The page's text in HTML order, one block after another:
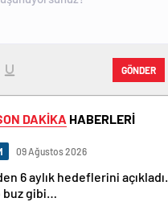
GÖNDER
DAKİKA HABERLERİ
09 Ağustos 2026
6 aylık hedeflerini açıkladı.
buz gibi…